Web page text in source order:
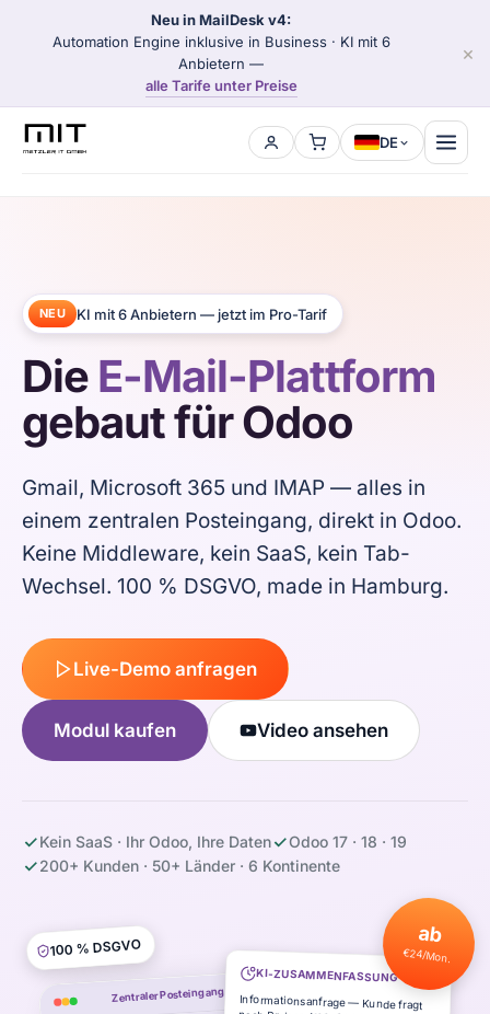
Neu in MailDesk v4:
Automation Engine inklusive in Business · KI mit 6
Anbietern —
alle Tarife unter Preise
×
DE
Preise
Shop
Partner
Über uns
Kontakt
MindDesk
PhoneDesk
Live-Demo
NEU KI mit 6 Anbietern — jetzt im Pro-Tarif
Die E-Mail-Plattform
gebaut für Odoo
Gmail, Microsoft 365 und IMAP — alles in
einem zentralen Posteingang, direkt in Odoo.
Keine Middleware, kein SaaS, kein Tab-
Wechsel. 100 % DSGVO, made in Hamburg.
Live-Demo anfragen
Modul kaufen Video ansehen
Kein SaaS · Ihr Odoo, Ihre Daten
Odoo 17 · 18 · 19
200+ Kunden · 50+ Länder · 6 Kontinente
100 % DSGVO
ab
€24/Mon.
Zentraler Posteingang · MailDesk
KI-ZUSAMMENFASSUNG
Informationsanfrage — Kunde fragt
nach Preisen (100–200 Nutzer) und
Umsetzungszeitplan. Nachfassen